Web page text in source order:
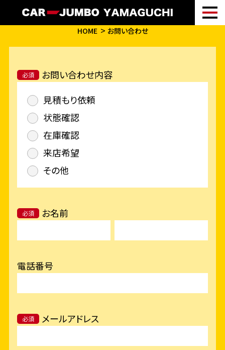
HOME お問い合わせ
必須
お問い合わせ内容
見積もり依頼
状態確認
在庫確認
来店希望
その他
必須 お名前
電話番号
必須 メールアドレス